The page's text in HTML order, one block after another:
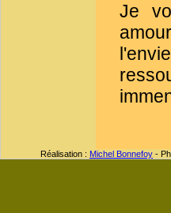
Je
Réalisation : Michel Bonnefoy -